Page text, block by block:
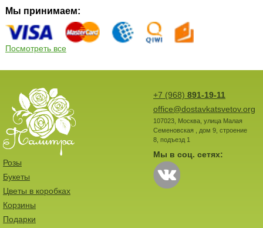
Мы принимаем:
Посмотреть все
+7 (968) 891-19-11
office@dostavkatsvetov.org
107023, Москва, улица Малая
Семеновская , дом 9, строение
8, подъезд 1
Мы в соц. сетях:
Розы
Букеты
Цветы в коробках
Корзины
Подарки